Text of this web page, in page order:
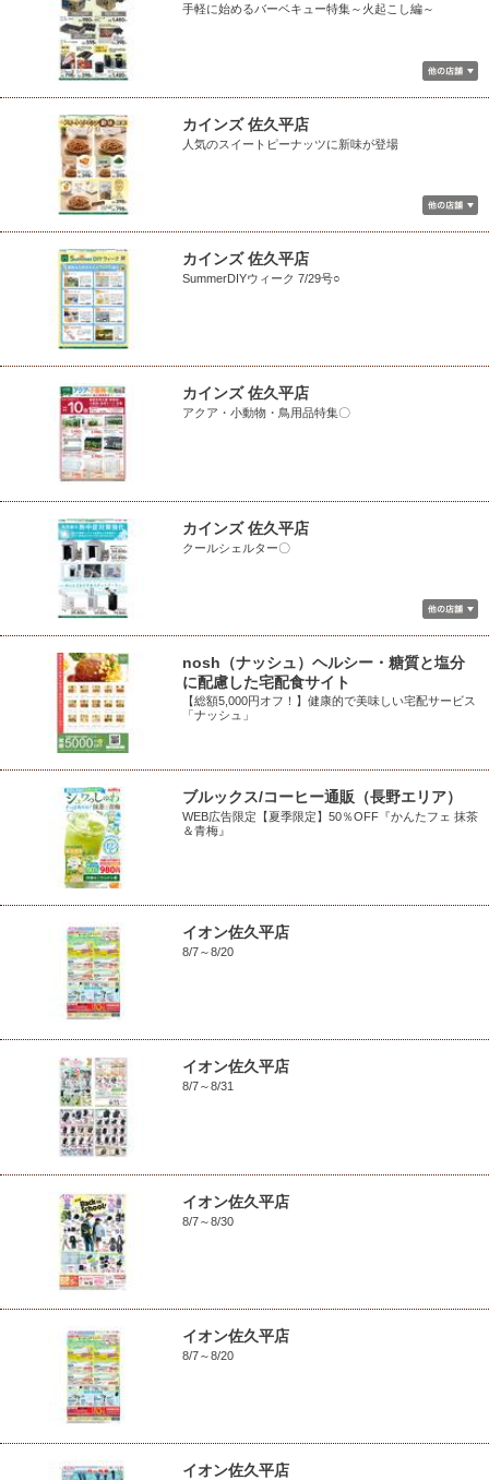
手軽に始めるバーベキュー特集～火起こし編～
カインズ 佐久平店
人気のスイートピーナッツに新味が登場
カインズ 佐久平店
SummerDIYウィーク 7/29号○
カインズ 佐久平店
アクア・小動物・鳥用品特集〇
カインズ 佐久平店
クールシェルター〇
nosh（ナッシュ）ヘルシー・糖質と塩分
に配慮した宅配食サイト
【総額5,000円オフ！】健康的で美味しい宅配サービス
「ナッシュ」
ブルックス/コーヒー通販（長野エリア）
WEB広告限定【夏季限定】50％OFF『かんたフェ 抹茶
＆青梅』
イオン佐久平店
8/7～8/20
イオン佐久平店
8/7～8/31
イオン佐久平店
8/7～8/30
イオン佐久平店
8/7～8/20
イオン佐久平店